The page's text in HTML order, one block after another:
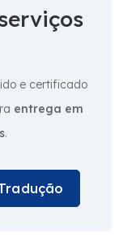
e certificado
entrega em
.